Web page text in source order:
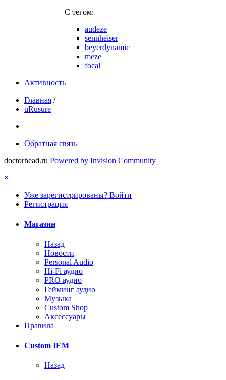
C тегом:
audeze
sennheiser
beyerdynamic
meze
focal
Активность
Главная /
uRusure
Обратная связь
doctorhead.ru Powered by Invision Community
×
Уже зарегистрированы? Войти
Регистрация
Магазин
Назад
Новости
Personal Audio
Hi-Fi аудио
PRO аудио
Гейминг аудио
Музыка
Custom Shop
Аксессуары
Правила
Custom IEM
Назад